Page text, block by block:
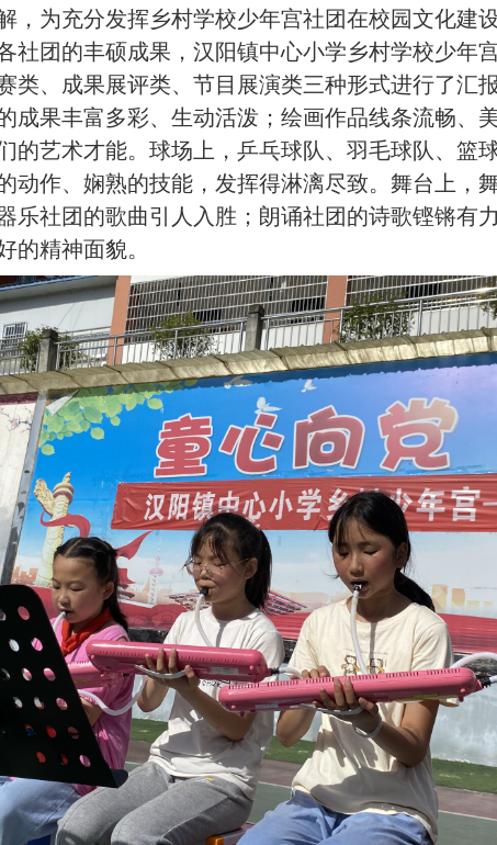
，为充分发挥乡村学校少年宫社团在校园文化建
社团的丰硕成果，汉阳镇中心小学乡村学校少年
类、成果展评类、节目展演类三种形式进行了汇
成果丰富多彩、生动活泼；绘画作品线条流畅、
的艺术才能。球场上，乒乓球队、羽毛球队、篮
动作、娴熟的技能，发挥得淋漓尽致。舞台上，
乐社团的歌曲引人入胜；朗诵社团的诗歌铿锵有
的精神面貌。